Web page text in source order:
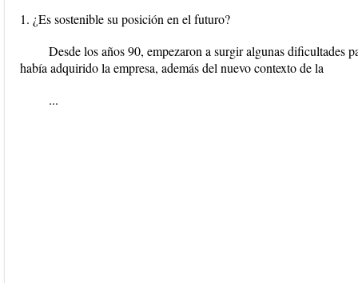
1. ¿Es sostenible su posición en el futuro?
Desde los años 90, empezaron a surgir algunas dificultades
había adquirido la empresa, además del nuevo contexto de la
...